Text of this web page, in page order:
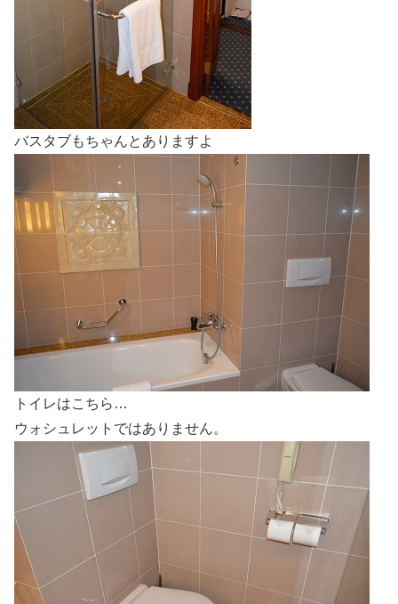
バスタブもちゃんとありますよ
トイレはこちら…
ウォシュレットではありません。